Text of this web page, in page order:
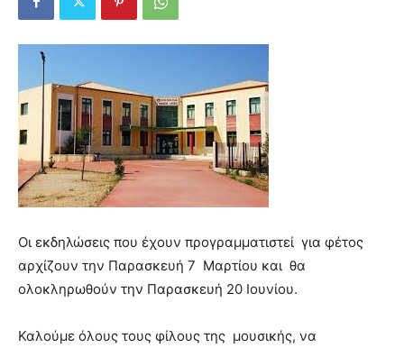
Οι εκδηλώσεις που έχουν προγραμματιστεί για φέτος
αρχίζουν την Παρασκευή 7 Μαρτίου και θα
ολοκληρωθούν την Παρασκευή 20 Ιουνίου.
Καλούμε όλους τους φίλους της μουσικής, να